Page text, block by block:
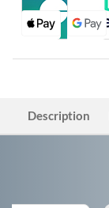
Description